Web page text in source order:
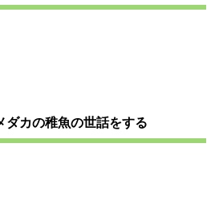
ダカの稚魚の世話をする